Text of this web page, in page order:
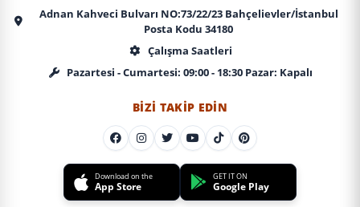
Adnan Kahveci Bulvarı NO:73/22/23 Bahçelievler/İstanbul
Posta Kodu 34180
Çalışma Saatleri
Pazartesi - Cumartesi: 09:00 - 18:30 Pazar: Kapalı
BIZI TAKIP EDIN
Download on the
App Store
GET IT ON
Google Play